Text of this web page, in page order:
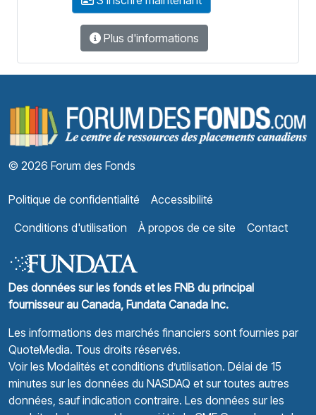
Plus d'informations
© 2026 Forum des Fonds
Politique de confidentialité
Accessibilité
Conditions d'utilisation
À propos de ce site Contact
Des données sur les fonds et les FNB du principal
fournisseur au Canada, Fundata Canada Inc.
Les informations des marchés financiers sont fournies par
QuoteMedia. Tous droits réservés.
Voir les Modalités et conditions d’utilisation. Délai de 15
minutes sur les données du NASDAQ et sur toutes autres
données, sauf indication contraire. Les données sur les